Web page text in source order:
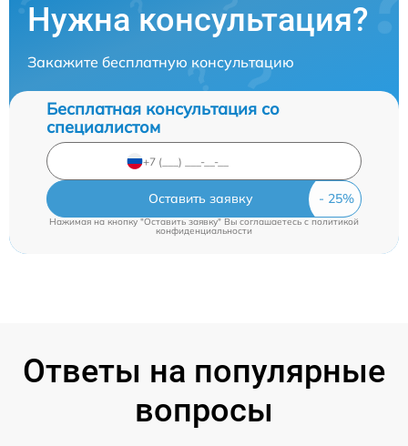
Нужна консультация?
Закажите бесплатную консультацию
Бесплатная консультация со
специалистом
Оставить заявку
Нажимая на кнопку "Оставить заявку" Вы соглашаетесь c политикой
конфиденциальности
Ответы на популярные
вопросы